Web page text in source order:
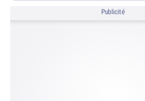
Publicité